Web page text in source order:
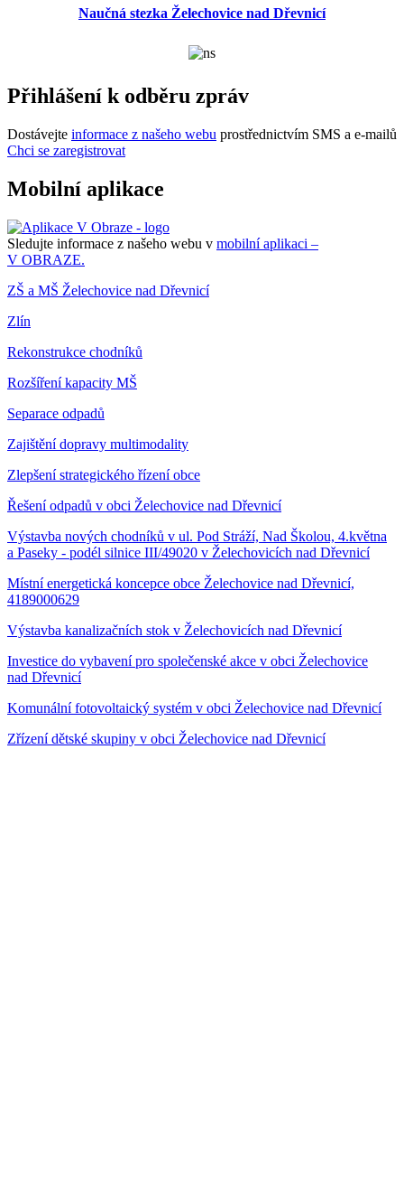
Naučná stezka Želechovice nad Dřevnicí
Přihlášení k odběru zpráv
Dostávejte informace z našeho webu prostřednictvím SMS a e-mailů
Chci se zaregistrovat
Mobilní aplikace
Sledujte informace z našeho webu v mobilní aplikaci –
V OBRAZE.
ZŠ a MŠ Želechovice nad Dřevnicí
Zlín
Rekonstrukce chodníků
Rozšíření kapacity MŠ
Separace odpadů
Zajištění dopravy multimodality
Zlepšení strategického řízení obce
Řešení odpadů v obci Želechovice nad Dřevnicí
Výstavba nových chodníků v ul. Pod Stráží, Nad Školou, 4.května
a Paseky - podél silnice III/49020 v Želechovicích nad Dřevnicí
Místní energetická koncepce obce Želechovice nad Dřevnicí,
4189000629
Výstavba kanalizačních stok v Želechovicích nad Dřevnicí
Investice do vybavení pro společenské akce v obci Želechovice
nad Dřevnicí
Komunální fotovoltaický systém v obci Želechovice nad Dřevnicí
Zřízení dětské skupiny v obci Želechovice nad Dřevnicí